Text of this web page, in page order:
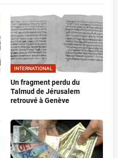
INTERNATIONAL
Un fragment perdu du
Talmud de Jérusalem
retrouvé à Genève